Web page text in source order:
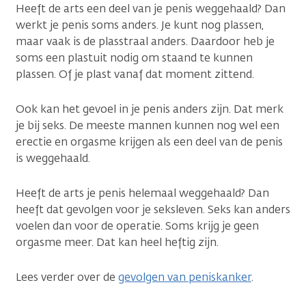
Heeft de arts een deel van je penis weggehaald? Dan
werkt je penis soms anders. Je kunt nog plassen,
maar vaak is de plasstraal anders. Daardoor heb je
soms een plastuit nodig om staand te kunnen
plassen. Of je plast vanaf dat moment zittend.
Ook kan het gevoel in je penis anders zijn. Dat merk
je bij seks. De meeste mannen kunnen nog wel een
erectie en orgasme krijgen als een deel van de penis
is weggehaald.
Heeft de arts je penis helemaal weggehaald? Dan
heeft dat gevolgen voor je seksleven. Seks kan anders
voelen dan voor de operatie. Soms krijg je geen
orgasme meer. Dat kan heel heftig zijn.
Lees verder over de gevolgen van peniskanker.